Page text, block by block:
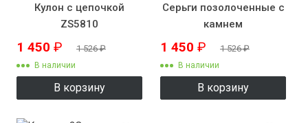
Кулон с цепочкой
ZS5810
1 450 ₽ 1 526₽
В наличии
В корзину
Серьги позолоченные с
камнем
1 450 ₽ 1 526₽
В наличии
В корзину